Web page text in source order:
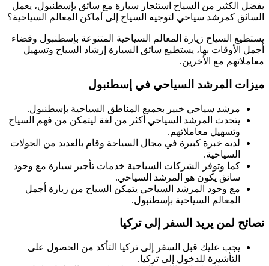
يفضل الكثير من السياح استئجار سيارة مع سائق بإسطنبول، يعمل
السائق كمرشد سياحي لتوجيه السياح إلى أماكن المعالم السياحية؟
يستطيع السياح زيارة المعالم السياحية المتنوعة بإسطنبول وقضاء
أجمل الأوقات بها، يستطيع سائق السيارة إرشاد السياح وتسهيل
معاملاتهم مع الأخرين.
ميزات المرشد السياحي في إسطنبول
مرشد سياحي خبير بجميع المناطق السياحية بإسطنبول.
يتحدث المرشد السياحي أكثر من لغة ليتمكن من فهم السياح
وتسهيل معاملاتهم.
لديه خبرة كبيرة في مجال السياحة وقام بالعديد من الجولات
السياحية.
كما وتوفر الشركات السياحية خدمات تأجير سيارة مع وجود
سائق يكون هو المرشد السياحي.
مع وجود المرشد السياحي يتمكن السياح من زيارة أجمل
المعالم السياحية بإسطنبول.
نصائح لمن يريد السفر إلى تركيا
يجب عليك قبل السفر إلى تركيا التأكد من الحصول على
التأشيرة للدخول إلى تركيا.